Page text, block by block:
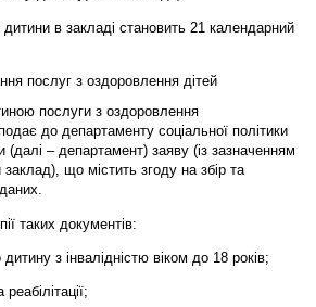
в закладі становить 21 календарний
послуг з оздоровлення дітей
послуги з оздоровлення
до департаменту соціальної політики
(далі – департамент) заяву (із зазначенням
що містить згоду на збір та
таких документів:
з інвалідністю віком до 18 років;